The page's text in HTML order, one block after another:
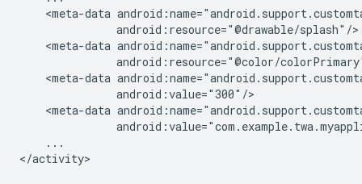
<meta-data
<meta-data
<meta-data
<meta-data
...